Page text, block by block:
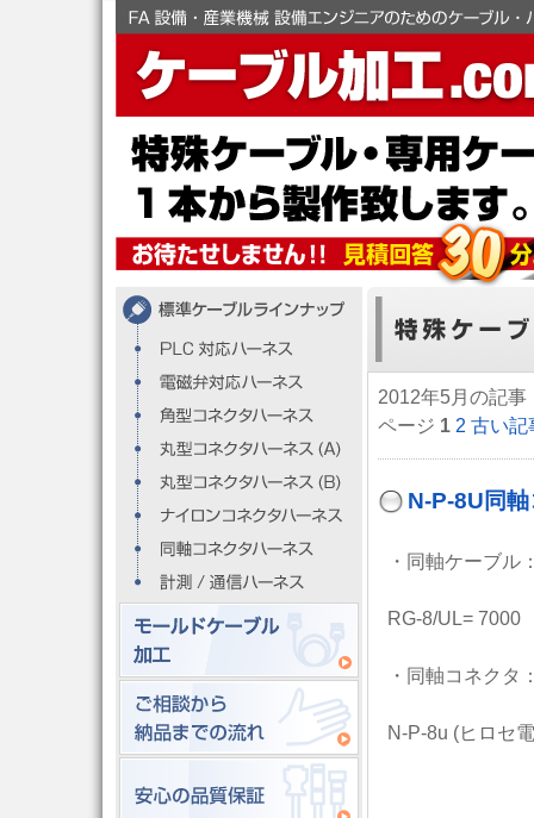
2012年5月の記事
ページ 1 2 古い
N-P-8U同
・同軸ケーブル
RG-8/UL= 7000
・同軸コネクタ
N-P-8u (ヒロセ